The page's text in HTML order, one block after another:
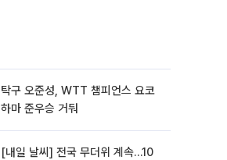
탁구 오준성, WTT 챔피언스 요코
하마 준우승 거둬
[내일 날씨] 전국 무더위 계속…10